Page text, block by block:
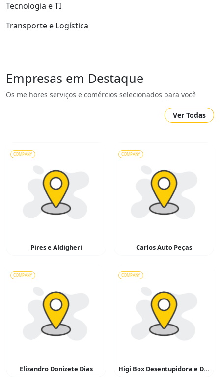
Tecnologia e TI
Transporte e Logística
Empresas em Destaque
Os melhores serviços e comércios selecionados para você
Ver Todas
COMPANY
Pires e Aldigheri
COMPANY
Carlos Auto Peças
COMPANY
Elizandro Donizete Dias
COMPANY
Higi Box Desentupidora e Dedetizadora